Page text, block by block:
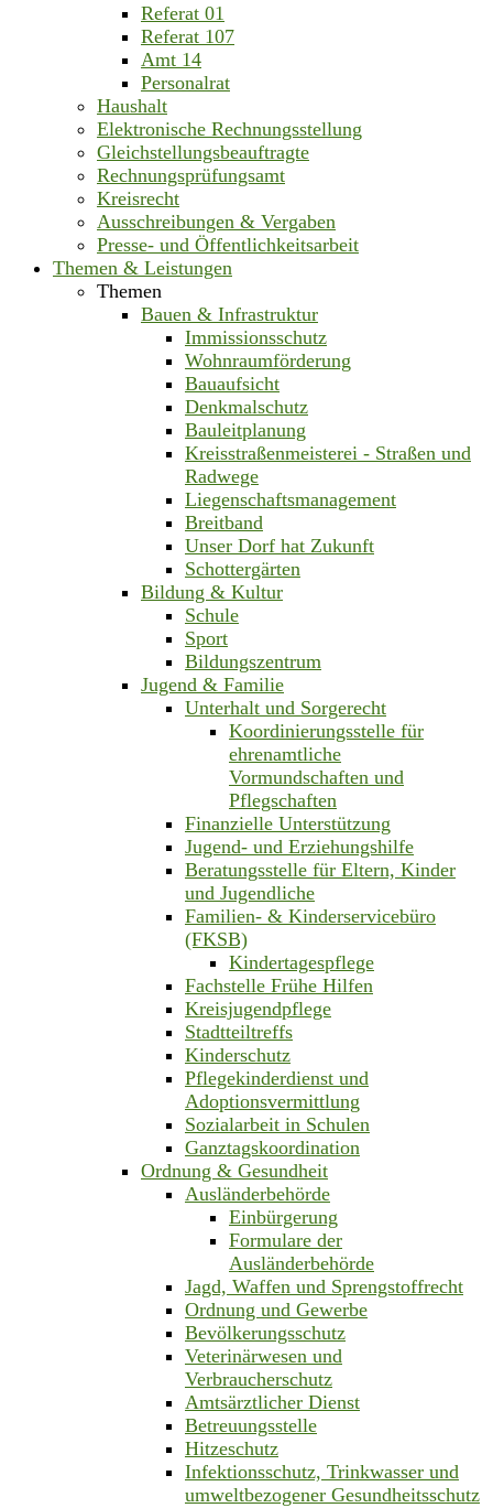
Referat 01
Referat 107
Amt 14
Personalrat
Haushalt
Elektronische Rechnungsstellung
Gleichstellungsbeauftragte
Rechnungsprüfungsamt
Kreisrecht
Ausschreibungen & Vergaben
Presse- und Öffentlichkeitsarbeit
Themen & Leistungen
Themen
Bauen & Infrastruktur
Immissionsschutz
Wohnraumförderung
Bauaufsicht
Denkmalschutz
Bauleitplanung
Kreisstraßenmeisterei - Straßen und
Radwege
Liegenschaftsmanagement
Breitband
Unser Dorf hat Zukunft
Schottergärten
Bildung & Kultur
Schule
Sport
Bildungszentrum
Jugend & Familie
Unterhalt und Sorgerecht
Koordinierungsstelle für
ehrenamtliche
Vormundschaften und
Pflegschaften
Finanzielle Unterstützung
Jugend- und Erziehungshilfe
Beratungsstelle für Eltern, Kinder
und Jugendliche
Familien- & Kinderservicebüro
(FKSB)
Kindertagespflege
Fachstelle Frühe Hilfen
Kreisjugendpflege
Stadtteiltreffs
Kinderschutz
Pflegekinderdienst und
Adoptionsvermittlung
Sozialarbeit in Schulen
Ganztagskoordination
Ordnung & Gesundheit
Ausländerbehörde
Einbürgerung
Formulare der
Ausländerbehörde
Jagd, Waffen und Sprengstoffrecht
Ordnung und Gewerbe
Bevölkerungsschutz
Veterinärwesen und
Verbraucherschutz
Amtsärztlicher Dienst
Betreuungsstelle
Hitzeschutz
Infektionsschutz, Trinkwasser und
umweltbezogener Gesundheitsschutz